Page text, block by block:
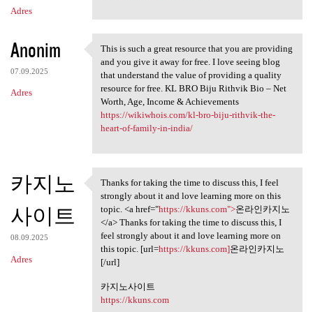
Adres
Anonim
07.09.2025
Adres
This is such a great resource
This is such a great resource that you are providing
and you give it away for free. I love seeing blog
that understand the value of providing a quality
resource for free. KL BRO Biju Rithvik Bio – Net
Worth, Age, Income & Achievements
https://wikiwhois.com/kl-bro-biju-rithvik-the-
heart-of-family-in-india/
카지노
사이트
08.09.2025
Adres
Thanks for taking the time to
Thanks for taking the time to discuss this, I feel
strongly about it and love learning more on this
topic. <a href="https://kkuns.com">온라인카지노
</a> Thanks for taking the time to discuss this, I
feel strongly about it and love learning more on
this topic. [url=https://kkuns.com]온라인카지노
[/url]
카지노사이트
https://kkuns.com